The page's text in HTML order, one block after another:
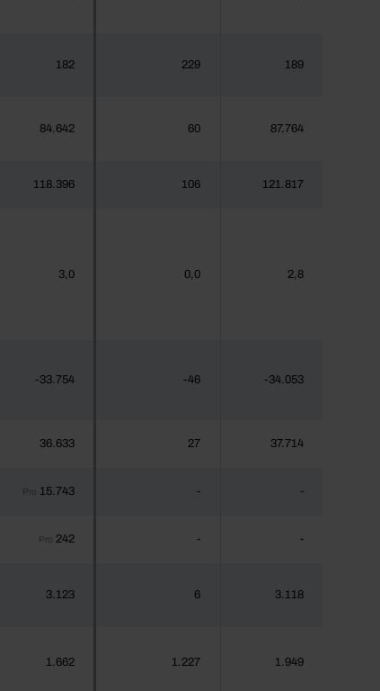
182 229 189
84.642 60 87.764
118.396 106 121.817
3,0 0,0 2,8
-33.754 -46 -34.053
36.633 27 37.714
Pro 15.743 - -
Pro 242 - -
3.123 6 3.118
1.662 1.227 1.949